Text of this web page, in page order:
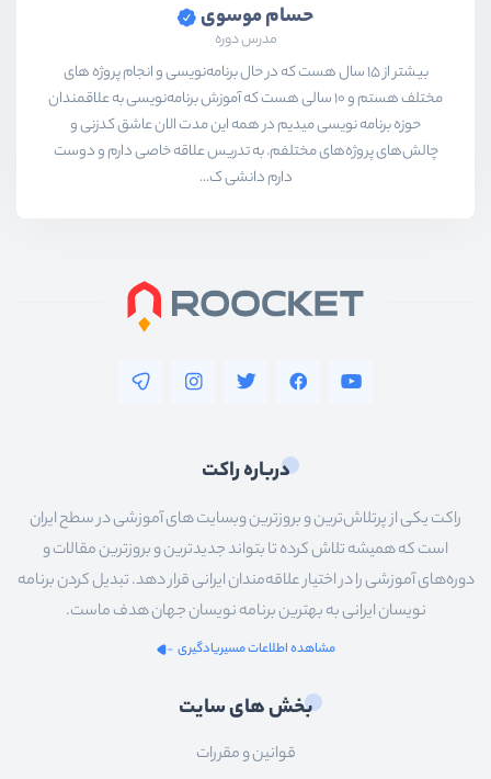
حسام موسوی
مدرس دوره
بیشتر از ۱۵ سال هست که در حال برنامه‌نویسی و انجام پروژه های
مختلف هستم و ۱۰ سالی هست که آموزش برنامه‌نویسی به علاقمندان
حوزه برنامه نویسی میدیم در همه این مدت الان عاشق کدزنی و
چالش‌های پروژه‌های مختلفم. به تدریس علاقه خاصی دارم و دوست
دارم دانشی ک...
درباره راکت
راکت یکی از پرتلاش‌ترین و بروزترین وبسایت های آموزشی در سطح ایران
است که همیشه تلاش کرده تا بتواند جدیدترین و بروزترین مقالات و
دوره‌های آموزشی را در اختیار علاقه‌مندان ایرانی قرار دهد. تبدیل کردن برنامه
نویسان ایرانی به بهترین برنامه نویسان جهان هدف ماست.
مشاهده اطلاعات مسیریادگیری
بخش های سایت
قوانین و مقررات